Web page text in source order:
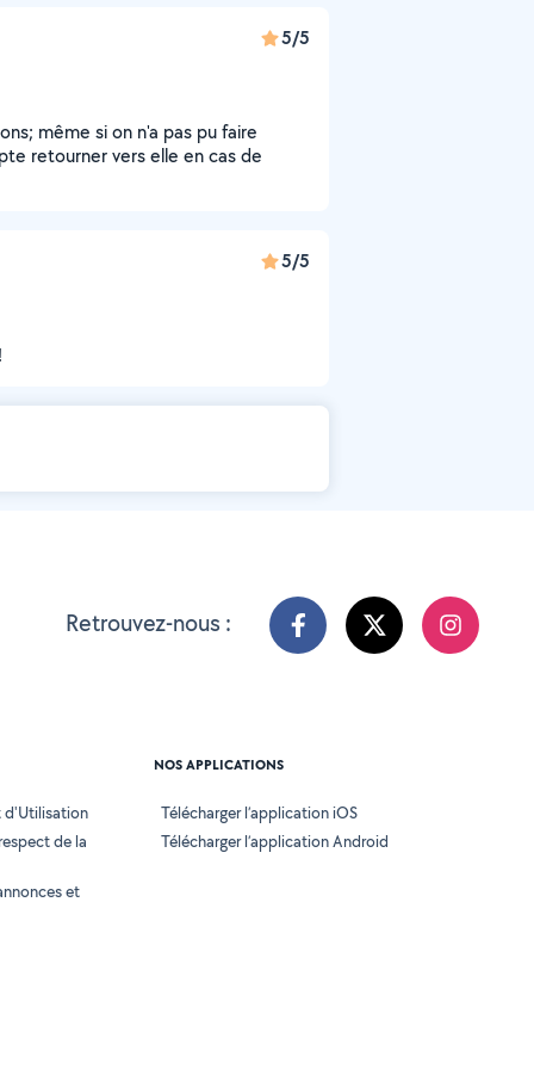
5/5
même si on n'a pas pu faire
retourner vers elle en cas de
5/5
Retrouvez-nous :
d'Utilisation
de la
et
NOS APPLICATIONS
Télécharger l’application iOS
Télécharger l’application Android